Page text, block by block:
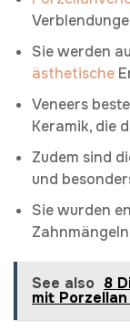
Sie werden
ästhetische
Veneers
Keramik, die
Zudem sind
und
Sie wurden
See also 8
mit